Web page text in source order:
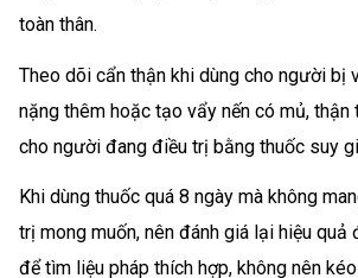
toàn thân.
Theo dõi cẩn thận khi dùng cho người bị
nặng thêm hoặc tạo vẩy nến có mủ, thận
cho người đang điều trị bằng thuốc suy
Khi dùng thuốc quá 8 ngày mà không
trị mong muốn, nên đánh giá lại hiệu quả
để tìm liệu pháp thích hợp, không nên